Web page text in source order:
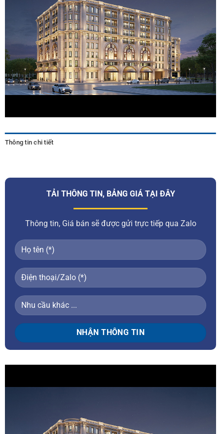
Thông tin chi tiết
TẢI THÔNG TIN, BẢNG GIÁ TẠI ĐÂY
Thông tin, Giá bán sẽ được gửi trực tiếp qua Zalo